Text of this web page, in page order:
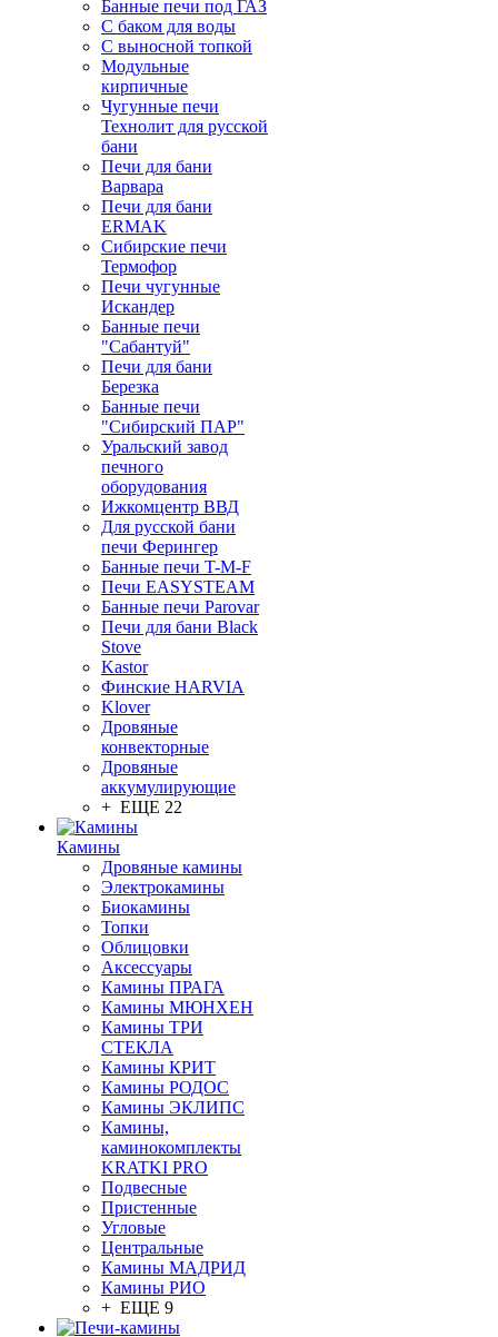
Банные печи под ГАЗ
С баком для воды
С выносной топкой
Модульные
кирпичные
Чугунные печи
Технолит для русской
бани
Печи для бани
Варвара
Печи для бани
ERMAK
Сибирские печи
Термофор
Печи чугунные
Искандер
Банные печи
"Сабантуй"
Печи для бани
Березка
Банные печи
"Сибирский ПАР"
Уральский завод
печного
оборудования
Ижкомцентр ВВД
Для русской бани
печи Ферингер
Банные печи T-M-F
Печи EASYSTEAM
Банные печи Parovar
Печи для бани Black
Stove
Kastor
Финские HARVIA
Klover
Дровяные
конвекторные
Дровяные
аккумулирующие
+ ЕЩЕ 22
Камины
Дровяные камины
Электрокамины
Биокамины
Топки
Облицовки
Аксессуары
Камины ПРАГА
Камины МЮНХЕН
Камины ТРИ
СТЕКЛА
Камины КРИТ
Камины РОДОС
Камины ЭКЛИПС
Камины,
каминокомплекты
KRATKI PRO
Подвесные
Пристенные
Угловые
Центральные
Камины МАДРИД
Камины РИО
+ ЕЩЕ 9